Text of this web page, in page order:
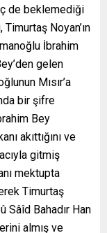
de beklemediği
Noyan’ın
İbrahim
gelen
Mısır’a
bir şifre
Bey
akıttığını ve
gitmiş
mektupta
Timurtaş
Sâîd Bahadır Han
almış ve